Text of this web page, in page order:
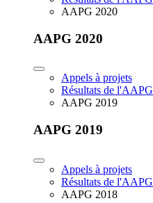
AAPG 2020
AAPG 2020
Appels à projets
Résultats de l'AAPG
AAPG 2019
AAPG 2019
Appels à projets
Résultats de l'AAPG
AAPG 2018